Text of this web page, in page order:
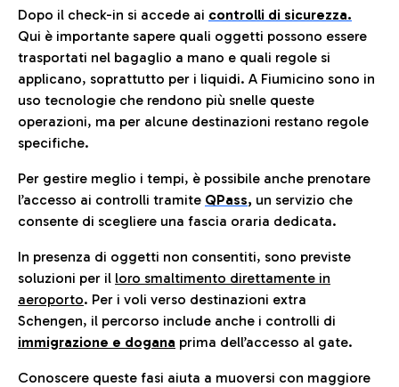
Dopo il check-in si accede ai controlli di sicurezza.
Qui è importante sapere quali oggetti possono essere
trasportati nel bagaglio a mano e quali regole si
applicano, soprattutto per i liquidi. A Fiumicino sono in
uso tecnologie che rendono più snelle queste
operazioni, ma per alcune destinazioni restano regole
specifiche.
Per gestire meglio i tempi, è possibile anche prenotare
l’accesso ai controlli tramite QPass, un servizio che
consente di scegliere una fascia oraria dedicata.
In presenza di oggetti non consentiti, sono previste
soluzioni per il loro smaltimento direttamente in
aeroporto. Per i voli verso destinazioni extra
Schengen, il percorso include anche i controlli di
immigrazione e dogana prima dell’accesso al gate.
Conoscere queste fasi aiuta a muoversi con maggiore